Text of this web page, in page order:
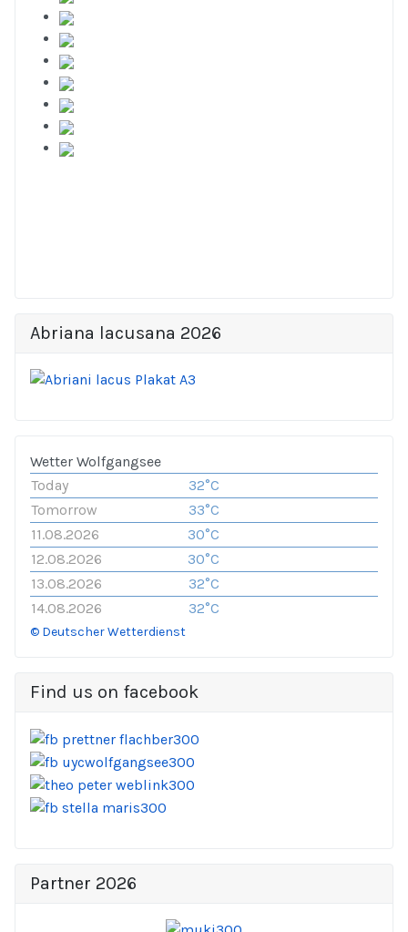
Abriana lacusana 2026
Wetter Wolfgangsee
Today
32°C
Tomorrow
33°C
11.08.2026
30°C
12.08.2026
30°C
13.08.2026
32°C
14.08.2026
32°C
© Deutscher Wetterdienst
Find us on facebook
Partner 2026